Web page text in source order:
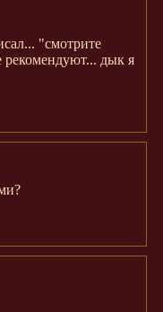
"смотрите
рекомендуют... дык я